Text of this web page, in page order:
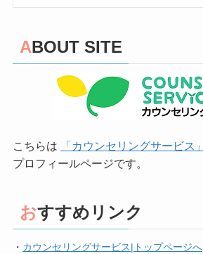
ABOUT SITE
こちらは 「カウンセリングサービス」
プロフィールページです。
おすすめリンク
・ カウンセリングサービス|トップページへ